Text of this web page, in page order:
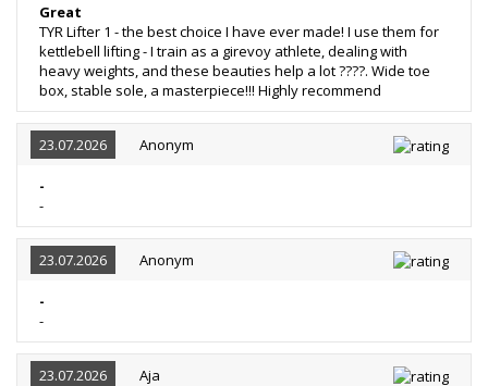
Great
TYR Lifter 1 - the best choice I have ever made! I use them for
kettlebell lifting - I train as a girevoy athlete, dealing with
heavy weights, and these beauties help a lot ????. Wide toe
box, stable sole, a masterpiece!!! Highly recommend
23.07.2026 Anonym
-
-
23.07.2026 Anonym
-
-
23.07.2026 Aja